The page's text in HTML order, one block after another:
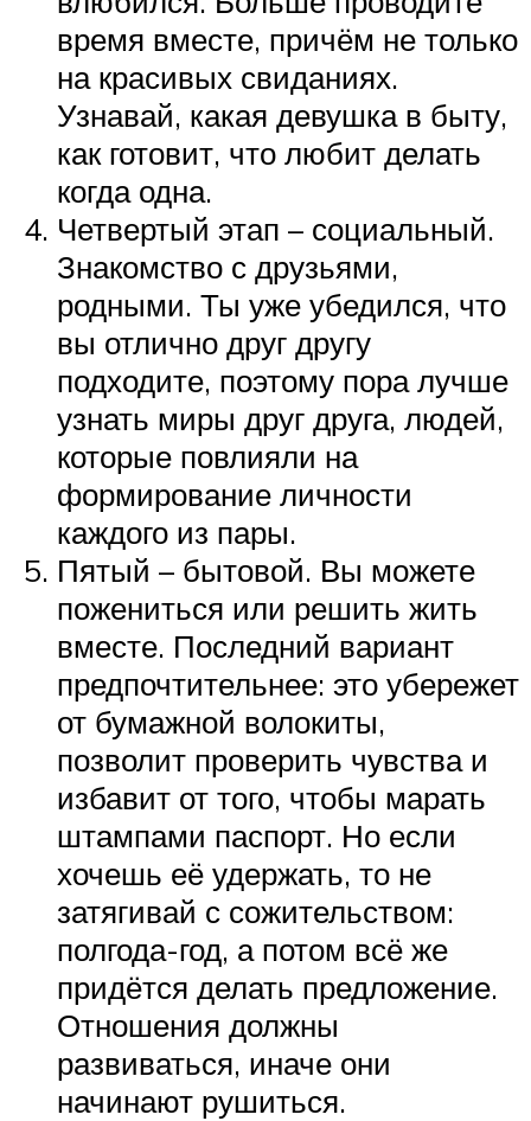
время вместе, причём не только
на красивых свиданиях.
Узнавай, какая девушка в быту,
как готовит, что любит делать
когда одна.
Четвертый этап – социальный.
Знакомство с друзьями,
родными. Ты уже убедился, что
вы отлично друг другу
подходите, поэтому пора лучше
узнать миры друг друга, людей,
которые повлияли на
формирование личности
каждого из пары.
Пятый – бытовой. Вы можете
пожениться или решить жить
вместе. Последний вариант
предпочтительнее: это убережет
от бумажной волокиты,
позволит проверить чувства и
избавит от того, чтобы марать
штампами паспорт. Но если
хочешь её удержать, то не
затягивай с сожительством:
полгода-год, а потом всё же
придётся делать предложение.
Отношения должны
развиваться, иначе они
начинают рушиться.